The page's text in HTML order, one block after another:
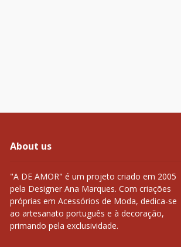
About us
"A DE AMOR" é um projeto criado em 2005
pela Designer Ana Marques. Com criações
próprias em Acessórios de Moda, dedica-se
ao artesanato português e à decoração,
primando pela exclusividade.